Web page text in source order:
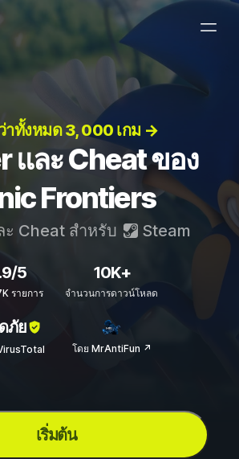
าทั้งหมด 3, 000 เกม →
และ Cheat ของ
Frontiers
ะ Cheat สำหรับ Steam
5
รายการ
10K+
จำนวนการดาวน์โหลด
ภัย
โดย MrAntiFun ↗
เริ่มต้น